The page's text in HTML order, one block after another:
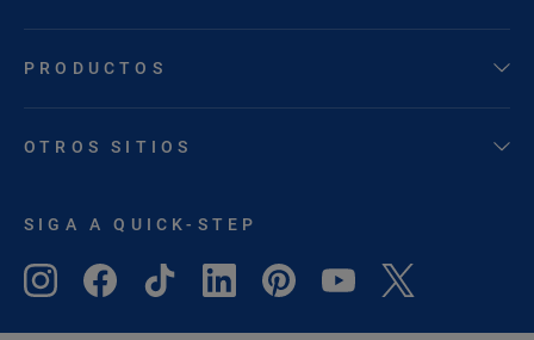
PRODUCTOS
OTROS SITIOS
SIGA A QUICK-STEP